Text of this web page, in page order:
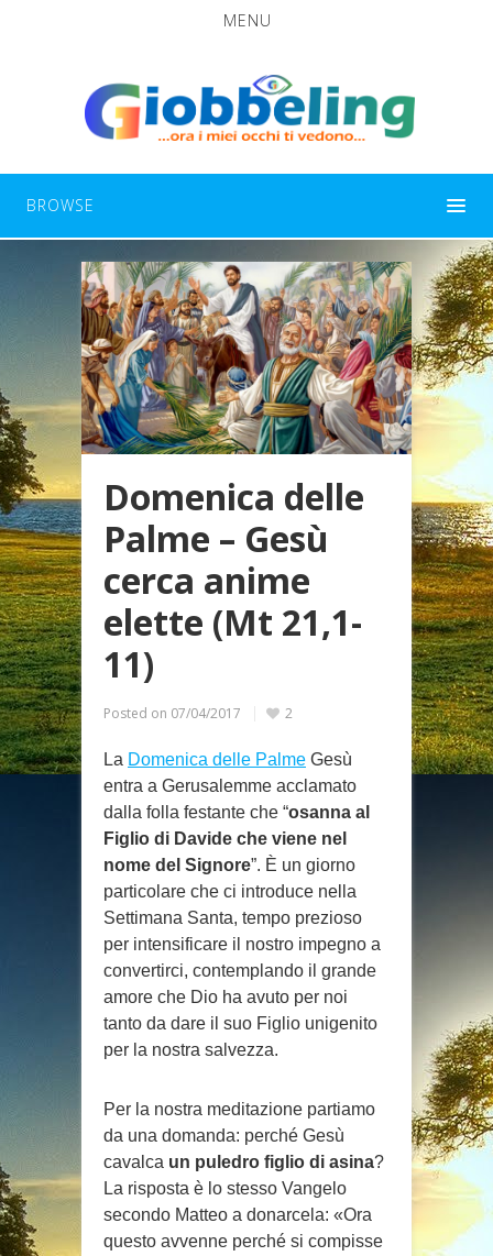
MENU
BROWSE
Domenica delle
Palme – Gesù
cerca anime
elette (Mt 21,1-
11)
Posted on 07/04/2017 2
La Domenica delle Palme Gesù
entra a Gerusalemme acclamato
dalla folla festante che “osanna al
Figlio di Davide che viene nel
nome del Signore”. È un giorno
particolare che ci introduce nella
Settimana Santa, tempo prezioso
per intensificare il nostro impegno a
convertirci, contemplando il grande
amore che Dio ha avuto per noi
tanto da dare il suo Figlio unigenito
per la nostra salvezza.
Per la nostra meditazione partiamo
da una domanda: perché Gesù
cavalca un puledro figlio di asina?
La risposta è lo stesso Vangelo
secondo Matteo a donarcela: «Ora
questo avvenne perché si compisse